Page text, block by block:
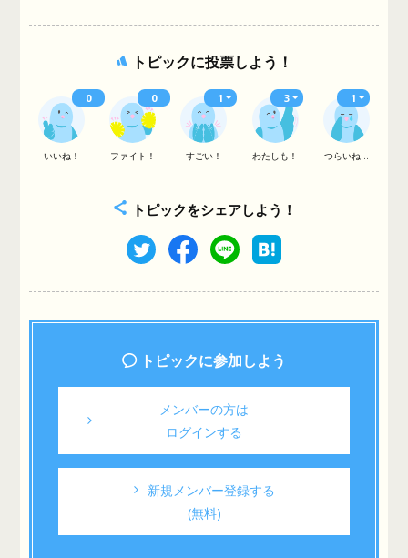
トピックに投票しよう！
いいね！ ファイト！ すごい！ わたしも！ つらいね...
0 0 1 3 1
トピックをシェアしよう！
トピックに参加しよう
メンバーの方は
ログインする
新規メンバー登録する
(無料)